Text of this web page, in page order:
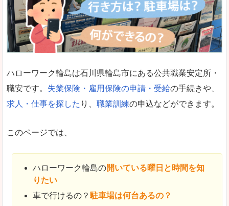
ハローワーク輪島は石川県輪島市にある公共職業安定所・
職安です。 失業保険・雇用保険の申請・受給の手続きや、
求人・仕事を探した り、 職業訓練の申込などができます。
このページでは、
ハローワーク輪島の開いている曜日と時間を知
りたい
車で行けるの？駐車場は何台あるの？